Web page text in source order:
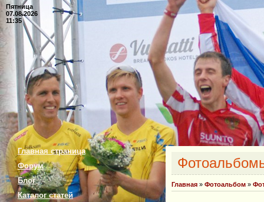
Пятница
07.08.2026
11:35
Главная страница
Форум
Блог
Каталог статей
Главная » Фотоальбом »